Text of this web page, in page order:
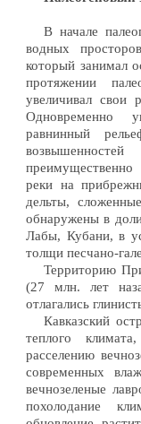
В начале
водных
который занимал
протяжении
увеличивал свои
Одновременно
равнинный
реки на
дельты,
обнаружены в
Лабы, Кубани, в
толщи песчано-
Территорию
(27 млн. лет
отлагались
Кавказский
теплого
расселению
современных
вечнозеленые
похолодание